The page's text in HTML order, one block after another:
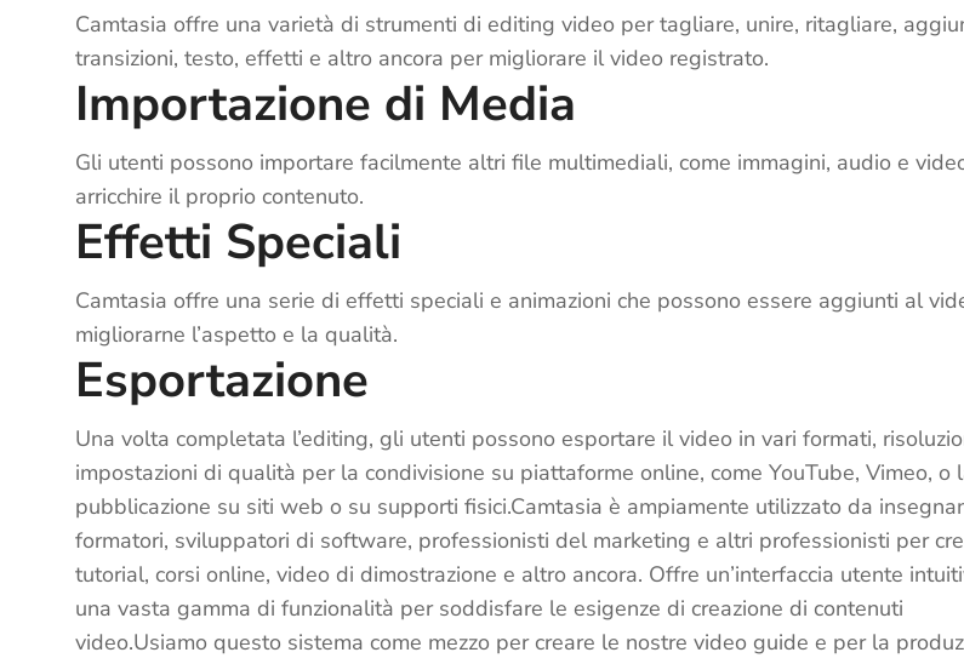
Camtasia offre una varietà di strumenti di editing video per tagliare, unire, ritagliare,
transizioni, testo, effetti e altro ancora per migliorare il video registrato.
Importazione di Media
Gli utenti possono importare facilmente altri file multimediali, come immagini, audio e
arricchire il proprio contenuto.
Effetti Speciali
Camtasia offre una serie di effetti speciali e animazioni che possono essere aggiunti al
migliorarne l’aspetto e la qualità.
Esportazione
Una volta completata l’editing, gli utenti possono esportare il video in vari formati,
impostazioni di qualità per la condivisione su piattaforme online, come YouTube, Vimeo, o
pubblicazione su siti web o su supporti fisici.Camtasia è ampiamente utilizzato da
formatori, sviluppatori di software, professionisti del marketing e altri professionisti per
tutorial, corsi online, video di dimostrazione e altro ancora. Offre un’interfaccia utente
una vasta gamma di funzionalità per soddisfare le esigenze di creazione di contenuti
video.Usiamo questo sistema come mezzo per creare le nostre video guide e per la